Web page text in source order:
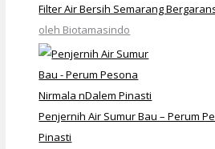
Filter Air Bersih Semarang
oleh Biotamasindo
Penjernih Air Sumur Bau – Perum
Pinasti